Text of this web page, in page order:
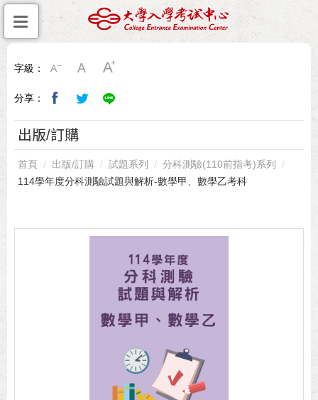
字級：
分享：
出版/訂購
首頁 出版/訂購 試題系列
分科測驗(110前指考)系列
114學年度分科測驗試題與解析-數學甲、數學乙考科